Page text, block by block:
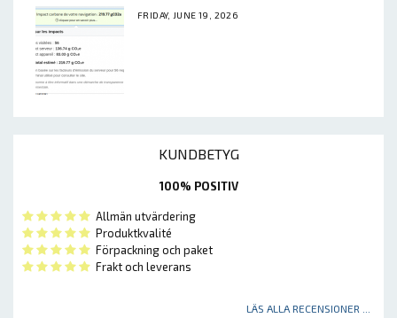
FRIDAY, JUNE 19, 2026
KUNDBETYG
100% POSITIV
Allmän utvärdering
Produktkvalité
Förpackning och paket
Frakt och leverans
LÄS ALLA RECENSIONER ...